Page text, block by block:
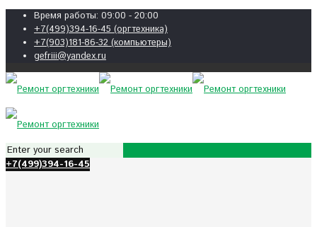
Время работы: 09:00 - 20:00
+7(499)394-16-45 (оргтехника)
+7(903)181-86-32 (компьютеры)
gefriii@yandex.ru
+7(499)394-16-45